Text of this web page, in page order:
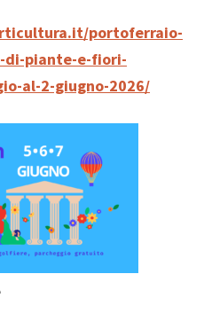
portoferraio-
di-piante-e-fiori-
al-2-giugno-2026/